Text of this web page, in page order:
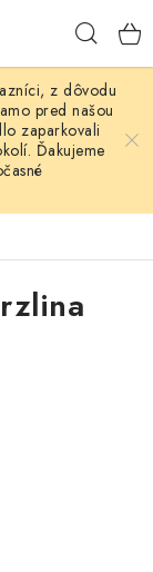
z dôvodu
pred našou
zaparkovali
Ďakujeme